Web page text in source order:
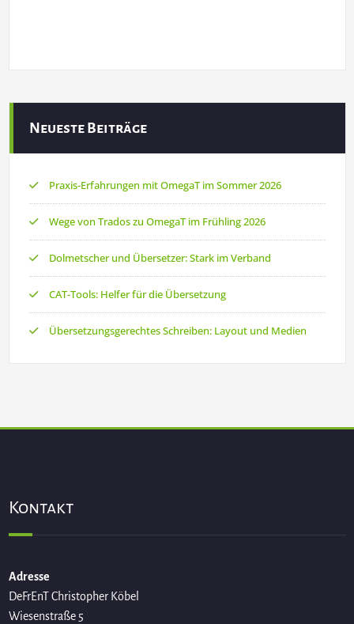
Neueste Beiträge
Praxis-Erfahrungen mit OmegaT im Sommer 2026
Wege von Trados zu OmegaT im Frühling 2026
Dolmetscher und Übersetzer: Stark im Verband
CAT-Tools: Helfer für die Übersetzung
Übersetzungsgerechtes Schreiben: Layout und Medien
Kontakt
Adresse
DeFrEnT Christopher Köbel
Wiesenstraße 5